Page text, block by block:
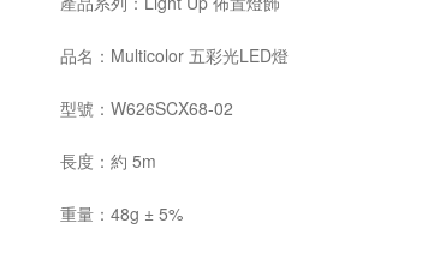
品名：Multicolor 五彩光LED燈
型號：W626SCX68-02
長度：約 5m
重量：48g ± 5%